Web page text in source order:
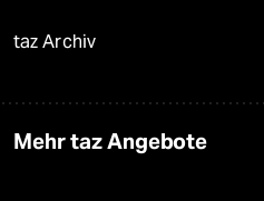
taz Archiv
Mehr taz Angebote